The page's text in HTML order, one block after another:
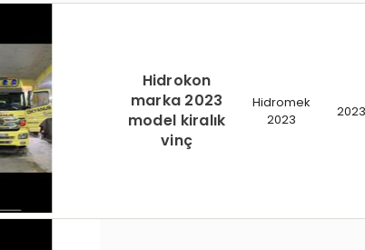
Hidrokon
marka 2023
model kiralık
vinç
Hidromek
2023
2023